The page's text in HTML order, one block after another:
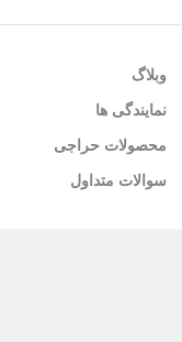
وبلاگ
نمایندگی ها
محصولات حراجی
سوالات متداول